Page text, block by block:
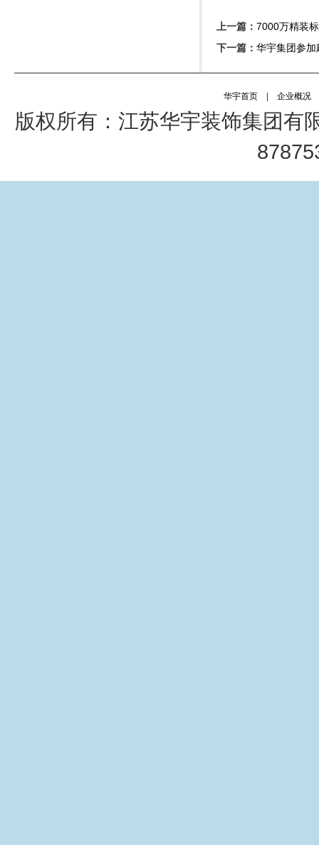
上一篇： 7000万精装
下一篇： 华宇集团参
华宇首页 企业概况
版权所有：江苏华宇装饰集团